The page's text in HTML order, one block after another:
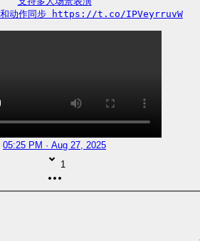
和动作同步 https://t.co/IPVeyrruvW
05:25 PM · Aug 27, 2025
1